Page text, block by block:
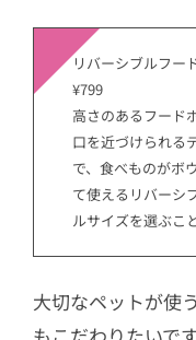
リバーシブルフー
¥799
高さのあるフード
口を近づけられる
で、食べものがボ
て使えるリバーシ
ルサイズを選ぶこ
大切なペットが使